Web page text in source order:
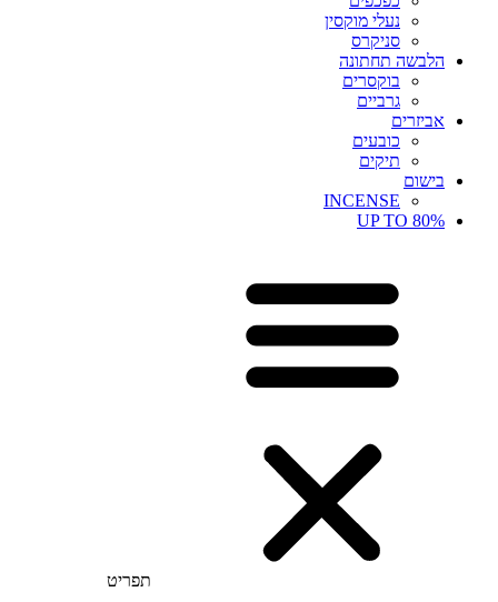
נעלי מוקסין
סניקרס
הלבשה תחתונה
בוקסרים
גרביים
אביזרים
כובעים
תיקים
בישום
INCENSE
UP TO 80%
תפריט